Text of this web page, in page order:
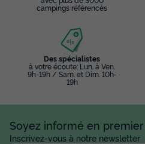
campings référencés
Des spécialistes
à votre écoute: Lun. à Ven.
9h-19h / Sam. et Dim. 10h-
19h
Soyez informé en premier
Inscrivez-vous à notre newsletter